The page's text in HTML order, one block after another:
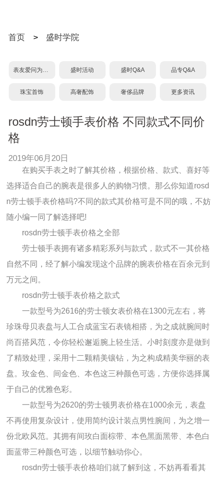
首页 > 盛时学院
表友爱问为什么？ 盛时活动 盛时Q&A 品专Q&A
珠宝首饰 高奢配饰 奢侈品牌 更多资讯
rosdn劳士顿手表价格 不同款式不同价
格
2019年06月20日
在购买手表之时了解其价格，根据价格、款式、喜好等
选择适合自己的腕表是很多人的购物习惯。那么你知道rosd
n劳士顿手表价格吗?不同的款式其价格可是不同的哦，不妨
随小编一同了解选择吧!
rosdn劳士顿手表价格之全部
劳士顿手表拥有诸多精彩系列与款式，款式不一其价格
自然不同，经了解小编发现这个品牌的腕表价格在百余元到
万元之间。
rosdn劳士顿手表价格之款式
一款型号为2616的劳士顿女表价格在1300元左右，将
珍珠母贝表盘与人工合成蓝宝石表镜相搭，为之成就腕间时
尚百搭风范，令你轻松邂逅腕上轻生活。小时刻度亦是做到
了精致处理，采用十二颗精美镶钻，为之构成精美华丽的表
盘。玫金色、间金色、本色这三种颜色可选，方便你选择属
于自己的优雅色彩。
一款型号为2620的劳士顿男表价格在1000余元，表盘
不再使用复杂设计，使用简约设计装点男性腕间，为之增一
份北欧风范。其拥有间玫白面棕带、本色黑面黑带、本色白
面蓝带三种颜色可选，以细节触动你心。
rosdn劳士顿手表价格咱们就了解到这，不妨再看看其